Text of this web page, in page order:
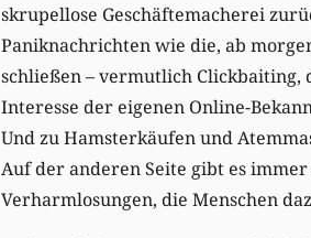
skrupellose Geschäftemacherei
Paniknachrichten wie die, ab
schließen – vermutlich Clickbaiting,
Interesse der eigenen Online-
Und zu Hamsterkäufen und
Auf der anderen Seite gibt es
Verharmlosungen, die Menschen